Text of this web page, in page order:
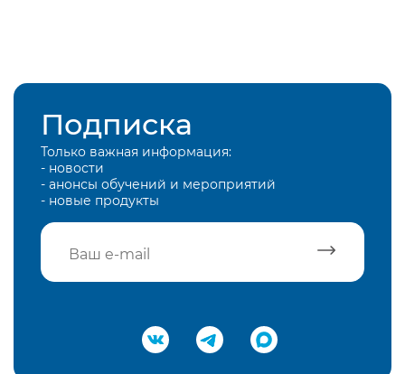
Подписка
Только важная информация:
- новости
- анонсы обучений и мероприятий
- новые продукты